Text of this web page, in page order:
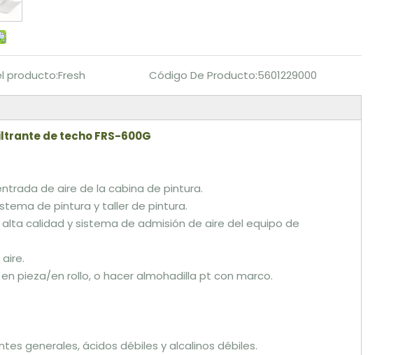
producto:Fresh Código De Producto:5601229000
de techo FRS-600G
de aire de la cabina de pintura.
de pintura y taller de pintura.
calidad y sistema de admisión de aire del equipo de
pieza/en rollo, o hacer almohadilla pt con marco.
generales, ácidos débiles y alcalinos débiles.